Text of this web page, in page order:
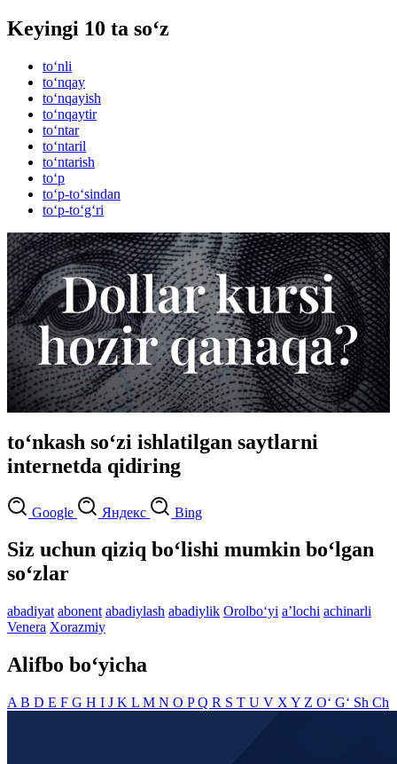
Keyingi 10 ta so‘z
to‘nli
to‘nqay
to‘nqayish
to‘nqaytir
to‘ntar
to‘ntaril
to‘ntarish
to‘p
to‘p-to‘sindan
to‘p-to‘g‘ri
to‘nkash so‘zi ishlatilgan saytlarni
internetda qidiring
Google Яндекс Bing
Siz uchun qiziq bo‘lishi mumkin bo‘lgan
so‘zlar
abadiyat abonent abadiylash abadiylik Orolbo‘yi aʼlochi achinarli
Venera Xorazmiy
Alifbo bo‘yicha
A B D E F G H I J K L M N O PQ R S T U V X Y Z O‘ G‘ Sh Ch